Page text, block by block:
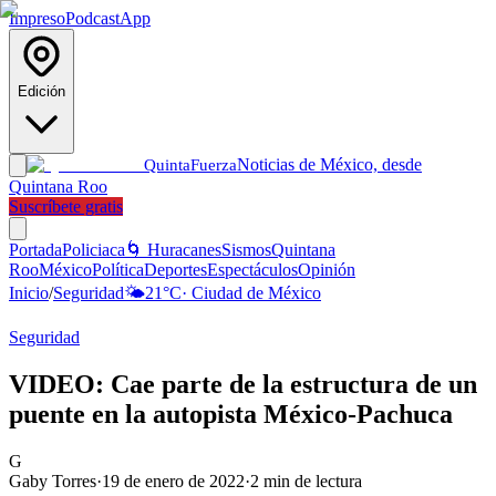
ImpresoPodcastApp
Edición
QuintaFuerzaNoticias de México, desde
Quintana Roo
Suscríbete gratis
PortadaPoliciaca 🌀 HuracanesSismosQuintana
RooMéxicoPolíticaDeportesEspectáculosOpinión
Inicio/Seguridad🌤️21°C· Ciudad de México
Seguridad
VIDEO: Cae parte de la estructura de un
puente en la autopista México-Pachuca
G
Gaby Torres·19 de enero de 2022·2 min de lectura